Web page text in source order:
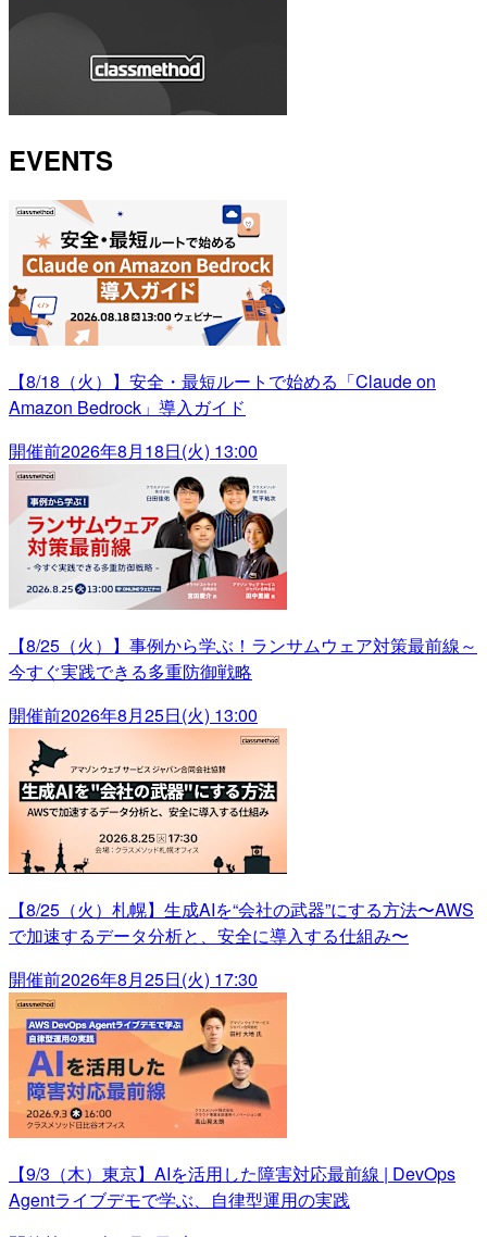
EVENTS
【8/18（火）】安全・最短ルートで始める「Claude on
Amazon Bedrock」導入ガイド
開催前2026年8月18日(火) 13:00
【8/25（火）】事例から学ぶ！ランサムウェア対策最前線～
今すぐ実践できる多重防御戦略
開催前2026年8月25日(火) 13:00
【8/25（火）札幌】生成AIを“会社の武器”にする方法〜AWS
で加速するデータ分析と、安全に導入する仕組み〜
開催前2026年8月25日(火) 17:30
【9/3（木）東京】AIを活用した障害対応最前線 | DevOps
Agentライブデモで学ぶ、自律型運用の実践